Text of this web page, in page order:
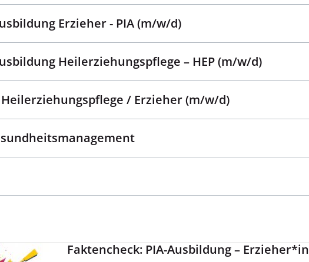
Erzieher - PIA (m/w/d)
Heilerziehungspflege – HEP (m/w/d)
/ Erzieher (m/w/d)
Faktencheck: PIA-Ausbildung – Erzieher*in